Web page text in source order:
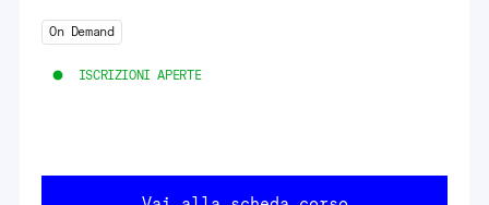
On Demand
ISCRIZIONI APERTE